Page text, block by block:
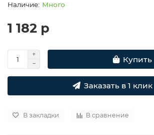
Много
1 182 р
Купить
Заказать в 1 клик
В закладки В сравнение